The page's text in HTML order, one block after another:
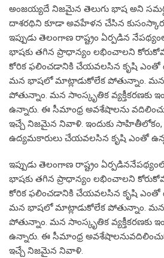
అంజయ్యదే నిజమైన తెలుగు భాష అని
దాశరథిని కూడా అవహేళన చేసిన
ఇప్పుడు తెలంగాణ రాష్ట్రం ఏర్పడిన
భాషకు తగిన ప్రాధాన్యం లభించాలని
కోరిక ఫలించడానికి చేయవలసిన కృషి ఎంతో
మన భాషలో మాట్లాడుకోలేక పోతున్నాం.
పోతున్నాం. మన సాంస్కృతిక వ్యక్తీకరణకు
ఉన్నారు. ఈ సీమాంధ్ర అవశేషాలను
ఇచ్చే నిజమైన నివాళి. ఇందుకు సాహితీలోకం,
ఉద్యమకారులు చేయవలసిన కృషి ఎంతో
ఇప్పుడు తెలంగాణ రాష్ట్రం
భాషకు తగిన ప్రాధాన్యం లభించాలని
కోరిక ఫలించడానికి చేయవలసిన కృషి ఎంతో
మన భాషలో మాట్లాడుకోలేక పోతున్నాం.
పోతున్నాం. మన సాంస్కృతిక వ్యక్తీకరణకు
ఉన్నారు. ఈ సీమాంధ్ర
ఇచ్చే నిజమైన నివాళి.